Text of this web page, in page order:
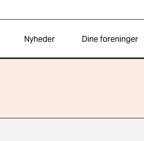
Nyheder Dine foreninger